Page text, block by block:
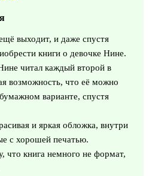
выходит, и даже спустя
книги о девочке Нине.
читал каждый второй в
возможность, что её можно
варианте, спустя
и яркая обложка, внутри
с хорошей печатью.
что книга немного не формат,